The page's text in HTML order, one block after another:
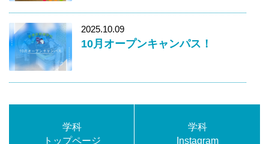
2025.10.09
10月オープンキャンパス！
学科
トップページ
学科
Instagram